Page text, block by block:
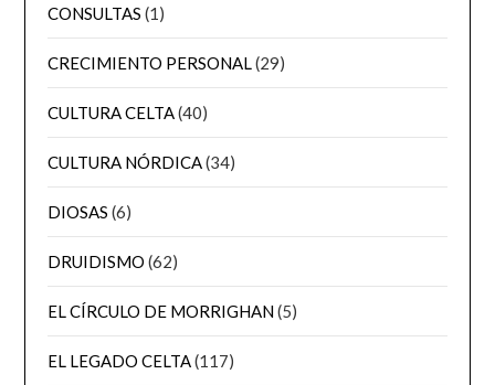
CONSULTAS (1)
CRECIMIENTO PERSONAL(29)
CULTURA CELTA(40)
CULTURA NÓRDICA(34)
DIOSAS (6)
DRUIDISMO (62)
EL CÍRCULO DE MORRIGHAN(5)
EL LEGADO CELTA(117)